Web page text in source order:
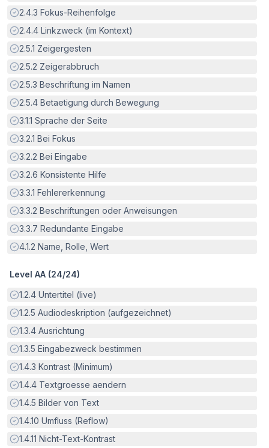
Erfüllt:
2.4.3 Fokus-Reihenfolge
Erfüllt:
2.4.4 Linkzweck (im Kontext)
Erfüllt:
2.5.1 Zeigergesten
Erfüllt:
2.5.2 Zeigerabbruch
Erfüllt:
2.5.3 Beschriftung im Namen
Erfüllt:
2.5.4 Betaetigung durch Bewegung
Erfüllt:
3.1.1 Sprache der Seite
Erfüllt:
3.2.1 Bei Fokus
Erfüllt:
3.2.2 Bei Eingabe
Erfüllt:
3.2.6 Konsistente Hilfe
Erfüllt:
3.3.1 Fehlererkennung
Erfüllt:
3.3.2 Beschriftungen oder Anweisungen
Erfüllt:
3.3.7 Redundante Eingabe
Erfüllt:
4.1.2 Name, Rolle, Wert
Level AA (24/24)
Erfüllt:
1.2.4 Untertitel (live)
Erfüllt:
1.2.5 Audiodeskription (aufgezeichnet)
Erfüllt:
1.3.4 Ausrichtung
Erfüllt:
1.3.5 Eingabezweck bestimmen
Erfüllt:
1.4.3 Kontrast (Minimum)
Erfüllt:
1.4.4 Textgroesse aendern
Erfüllt:
1.4.5 Bilder von Text
Erfüllt:
1.4.10 Umfluss (Reflow)
Erfüllt:
1.4.11 Nicht-Text-Kontrast